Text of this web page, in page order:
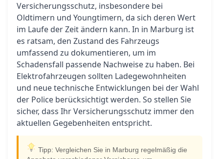
Versicherungsschutz, insbesondere bei
Oldtimern und Youngtimern, da sich deren Wert
im Laufe der Zeit ändern kann. In in Marburg ist
es ratsam, den Zustand des Fahrzeugs
umfassend zu dokumentieren, um im
Schadensfall passende Nachweise zu haben. Bei
Elektrofahrzeugen sollten Ladegewohnheiten
und neue technische Entwicklungen bei der Wahl
der Police berücksichtigt werden. So stellen Sie
sicher, dass Ihr Versicherungsschutz immer den
aktuellen Gegebenheiten entspricht.
Tipp: Vergleichen Sie in Marburg regelmäßig die